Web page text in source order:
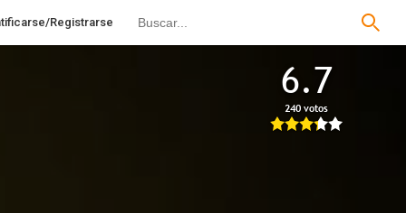
Registrarse
6.7
240 votos